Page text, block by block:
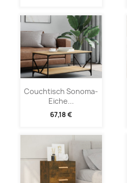
Couchtisch Sonoma-
Eiche...
67,18 €